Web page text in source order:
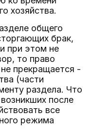
хозяйства.
общего
брак,
при этом не
то право
прекращается -
(части
раздела. Что
после
все
режима